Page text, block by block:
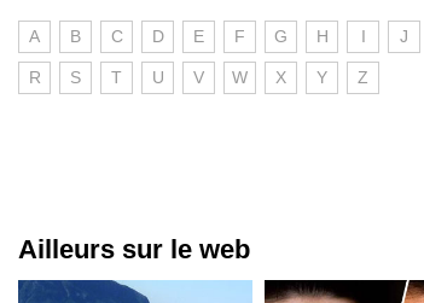
A B C D E F G H I J
R S T U V W X Y Z
Ailleurs sur le web